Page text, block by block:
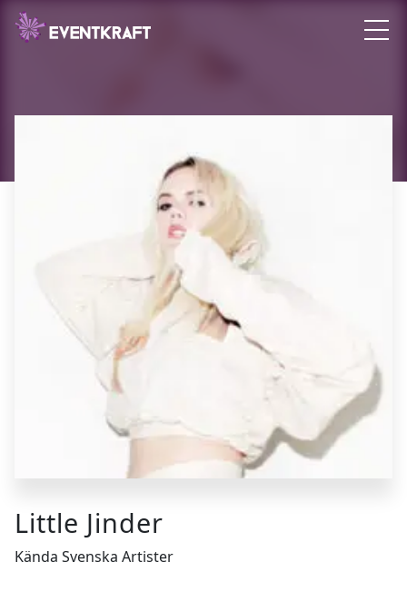
Little Jinder
Kända Svenska Artister